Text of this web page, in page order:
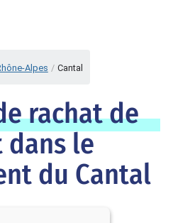
Alpes / Cantal
rachat de
le
du Cantal